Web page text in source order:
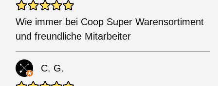
Wie immer bei Coop Super Warensortiment
und freundliche Mitarbeiter
C. G.